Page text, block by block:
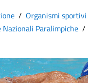
Organismi sportivi
Paralimpiche